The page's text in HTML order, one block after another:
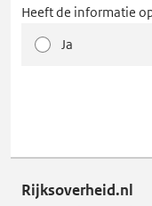
Heeft de informatie
Ja
Rijksoverheid.nl